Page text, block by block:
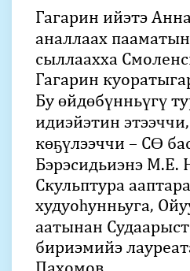
Гагарин ийэтэ
аналлаах
сыллаахха
Гагарин
Бу өйдөбүнньүгү
идиэйэтин
көҕүлээччи – СӨ
Бэрэсидьиэнэ М.Е.
Скульптура
худуоһунньуга,
аатынан
бириэмийэ